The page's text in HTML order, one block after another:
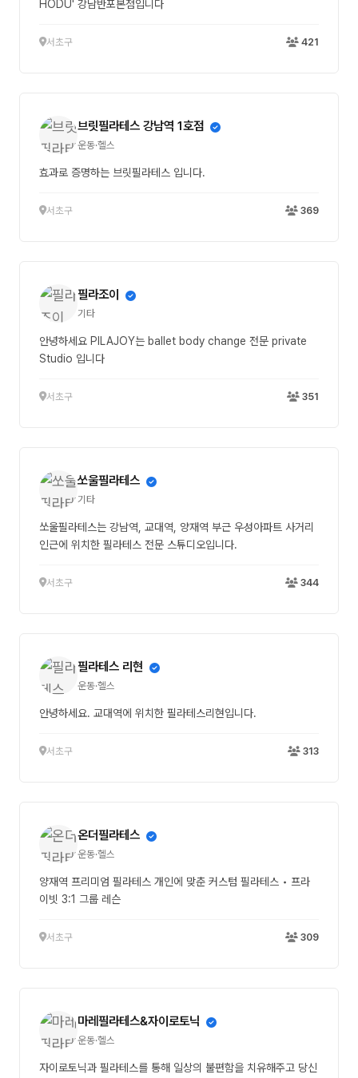
HODU' 강남반포본점입니다
서초구 421
브릿필라테스 강남역 1호점
운동·헬스
효과로 증명하는 브릿필라테스 입니다.
서초구 369
필라조이
기타
안녕하세요 PILAJOY는 ballet body change 전문 private
Studio 입니다
서초구 351
쏘울필라테스
기타
쏘울필라테스는 강남역, 교대역, 양재역 부근 우성아파트 사거리
인근에 위치한 필라테스 전문 스튜디오입니다.
서초구 344
필라테스 리현
운동·헬스
안녕하세요. 교대역에 위치한 필라테스리현입니다.
서초구 313
온더필라테스
운동·헬스
양재역 프리미엄 필라테스 개인에 맞춘 커스텀 필라테스 • 프라
이빗 3:1 그룹 레슨
서초구 309
마레필라테스&자이로토닉
운동·헬스
자이로토닉과 필라테스를 통해 일상의 불편함을 치유해주고 당신